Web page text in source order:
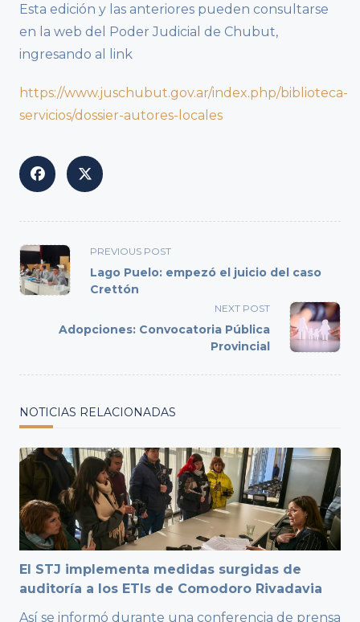
Esta edición y las anteriores pueden consultarse
en la web del Poder Judicial de Chubut,
ingresando al link
https://www.juschubut.gov.ar/index.php/biblioteca-
servicios/dossier-autores-locales
<span
class="nav-
subtitle
reader-
PREVIOUS POST
Lago Puelo: empezó el juicio del caso
Crettón
NEXT POST
Adopciones: Convocatoria Pública
Provincial
NOTICIAS RELACIONADAS
El STJ implementa medidas surgidas de
auditoría a los ETIs de Comodoro Rivadavia
Así se informó durante una conferencia de prensa